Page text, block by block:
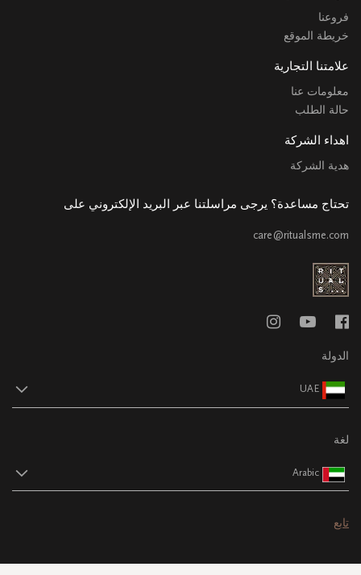
فروعنا
خريطة الموقع
علامتنا التجارية
معلومات عنا
حالة الطلب
اهداء الشركة
هدية الشركة
تحتاج مساعدة؟ يرجى مراسلتنا عبر البريد الإلكتروني على
care@ritualsme.com
الدولة
UAE
لغة
Arabic
تابع